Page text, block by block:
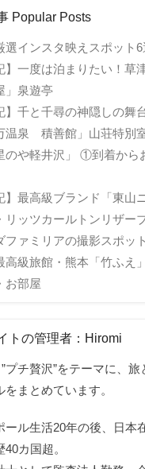
Popular Posts
選インスタ映えスポット6
】一度は泊まりたい！草
」泉遊亭
】千と千尋の神隠しの舞
泉 積善館」山荘特別
のや軽井沢」 ①到着から
】最高級ブランド「東山
リッツカールトンリザーブ
ファミリアの撮影スポッ
高級旅館・熊本「竹ふえ
部屋
トの管理者：Hiromi
”プチ贅沢”をテーマに、旅
をまとめています。
ール生活20年の後、日本
カ国超。